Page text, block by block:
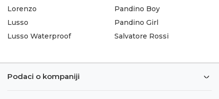
Lorenzo
Lusso
Lusso Waterproof
Pandino Boy
Pandino Girl
Salvatore Rossi
Podaci o kompaniji